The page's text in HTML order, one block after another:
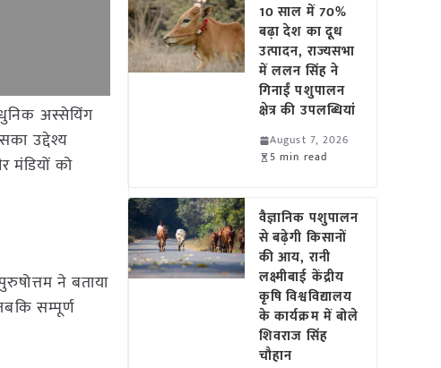
अस्सेयिंग
उद्देश्य
मंडियों को
ने बताया
सम्पूर्ण
10 साल में 70%
बढ़ा देश का दूध
उत्पादन, राज्यसभा
में ललन सिंह ने
गिनाईं पशुपालन
क्षेत्र की उपलब्धियां
August 7, 2026
5 min read
वैज्ञानिक पशुपालन
से बढ़ेगी किसानों
की आय, रानी
लक्ष्मीबाई केंद्रीय
कृषि विश्वविद्यालय
के कार्यक्रम में बोले
शिवराज सिंह
चौहान